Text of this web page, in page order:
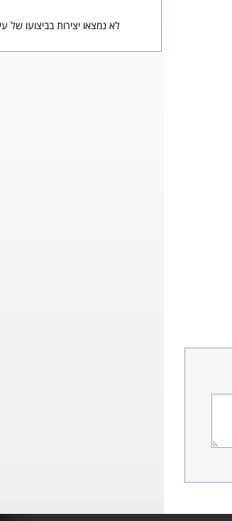
לא נמצאו יצירות בביצועו של